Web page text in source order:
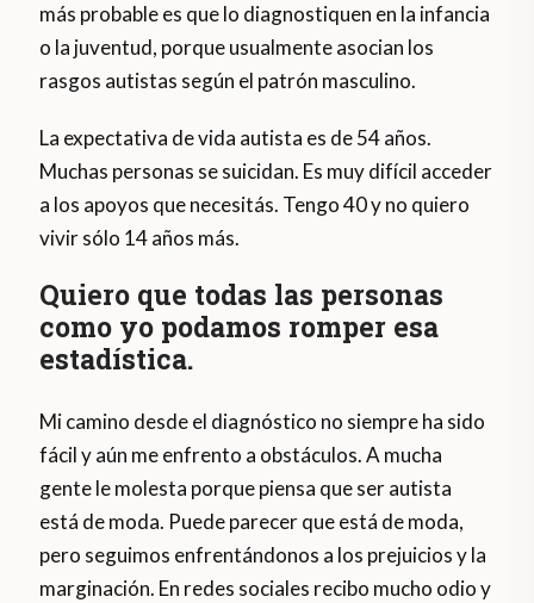
más probable es que lo diagnostiquen en la infancia
o la juventud, porque usualmente asocian los
rasgos autistas según el patrón masculino.
La expectativa de vida autista es de 54 años.
Muchas personas se suicidan. Es muy difícil acceder
a los apoyos que necesitás. Tengo 40 y no quiero
vivir sólo 14 años más.
Quiero que todas las personas
como yo podamos romper esa
estadística.
Mi camino desde el diagnóstico no siempre ha sido
fácil y aún me enfrento a obstáculos. A mucha
gente le molesta porque piensa que ser autista
está de moda. Puede parecer que está de moda,
pero seguimos enfrentándonos a los prejuicios y la
marginación. En redes sociales recibo mucho odio y